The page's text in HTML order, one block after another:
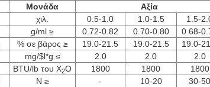
Μονάδα
Αξία
χιλ. 0.5-1.0 1.0-1.5
1.5-
g/ml ≥ 0.72-0.82 0.70-0.80
0.68-
% σε βάρος ≥ 19.0-21.5 19.0-21.5
19.0-
mg/$l*g ≤ 2.0 2.0
2.0
BTU/lb του Χ2Ο 1800 1800
1800
Ν ≥ - 10-20
30-50